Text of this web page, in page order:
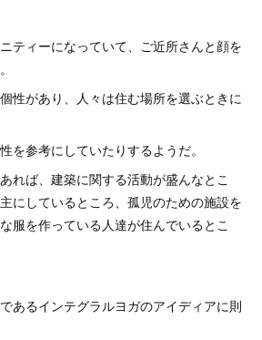
ティーになっていて、ご近所さんと顔を
性があり、人々は住む場所を選ぶときに
を参考にしていたりするようだ。
れば、建築に関する活動が盛んなとこ
にしているところ、孤児のための施設を
服を作っている人達が住んでいるとこ
あるインテグラルヨガのアイディアに則